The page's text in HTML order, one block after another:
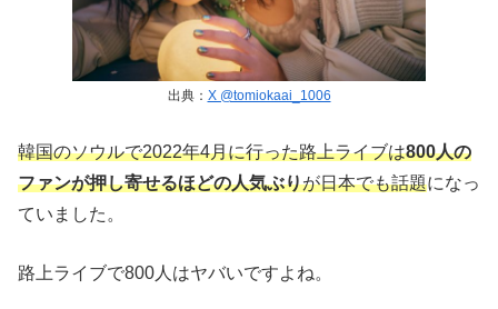
出典： X @tomiokaai_1006
韓国のソウルで2022年4月に行った路上ライブは800人の
ファンが押し寄せるほどの人気ぶりが日本でも話題になっ
ていました。
路上ライブで800人はヤバいですよね。